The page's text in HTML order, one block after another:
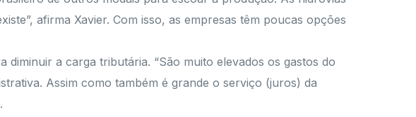
afirma Xavier. Com isso, as empresas têm poucas opções
a carga tributária. “São muito elevados os gastos do
Assim como também é grande o serviço (juros) da